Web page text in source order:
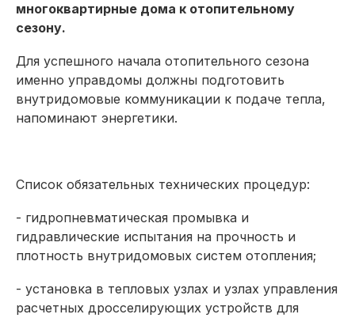
многоквартирные дома к отопительному
сезону.
Для успешного начала отопительного сезона
именно управдомы должны подготовить
внутридомовые коммуникации к подаче тепла,
напоминают энергетики.
Список обязательных технических процедур:
- гидропневматическая промывка и
гидравлические испытания на прочность и
плотность внутридомовых систем отопления;
- установка в тепловых узлах и узлах управления
расчетных дросселирующих устройств для